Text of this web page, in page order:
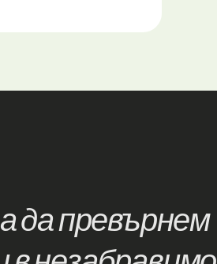
да превърнем